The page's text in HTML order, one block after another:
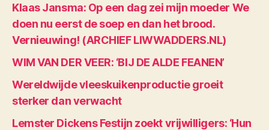
Klaas Jansma: Op een dag zei mijn moeder We
doen nu eerst de soep en dan het brood.
Vernieuwing! (ARCHIEF LIWWADDERS.NL)
WIM VAN DER VEER: ‘BIJ DE ALDE FEANEN’
Wereldwijde vleeskuikenproductie groeit
sterker dan verwacht
Lemster Dickens Festijn zoekt vrijwilligers: ‘Hun